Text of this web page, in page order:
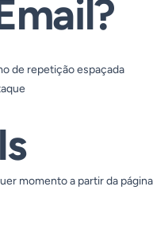
de repetição espaçada
momento a partir da